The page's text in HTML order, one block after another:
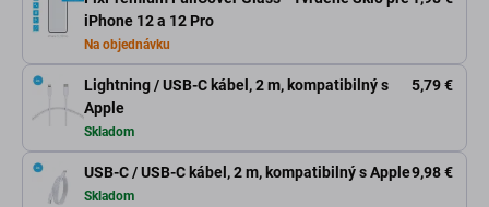
iPhone 12 a 12 Pro
Na objednávku
Lightning / USB-C kábel, 2 m, kompatibilný s
Apple
5,79 €
Skladom
USB-C / USB-C kábel, 2 m, kompatibilný s Apple9,98 €
Skladom